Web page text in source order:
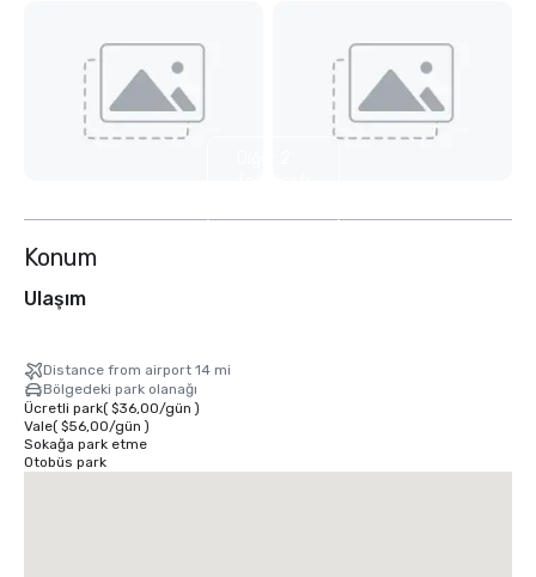
Konum
Ulaşım
Distance from airport 14 mi
Bölgedeki park olanağı
Ücretli park( $36,00/gün )
Vale( $56,00/gün )
Sokağa park etme
Otobüs park